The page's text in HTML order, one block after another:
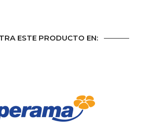
ESTE PRODUCTO EN: